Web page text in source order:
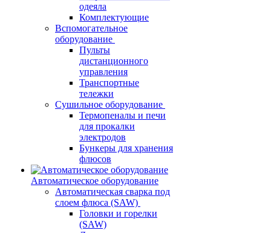
одеяла
Комплектующие
Вспомогательное
оборудование
Пульты
дистанционного
управления
Транспортные
тележки
Сушильное оборудование
Термопеналы и печи
для прокалки
электродов
Бункеры для хранения
флюсов
Автоматическое оборудование
Автоматическая сварка под
слоем флюса (SAW)
Головки и горелки
(SAW)